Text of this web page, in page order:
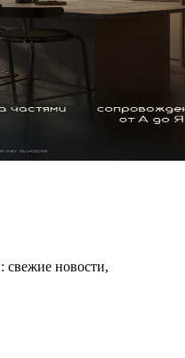
новости,